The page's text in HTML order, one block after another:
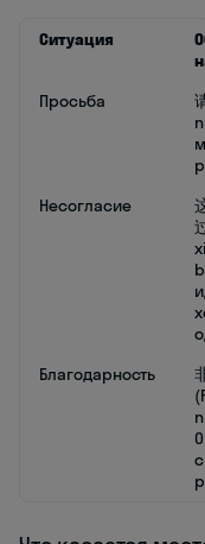
Ситуация
Просьба
Несогласие
Благодарность